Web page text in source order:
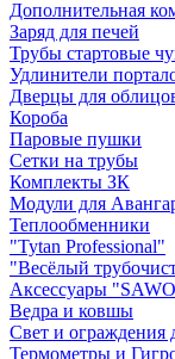
Дополнительная
Заряд для печей
Трубы стартовые
Удлинители
Дверцы для
Короба
Паровые пушки
Сетки на трубы
Комплекты ЗК
Модули для
Теплообменники
"Tytan Professional"
"Весёлый
Аксессуары
Ведра и ковшы
Свет и ограждения
Термометры и